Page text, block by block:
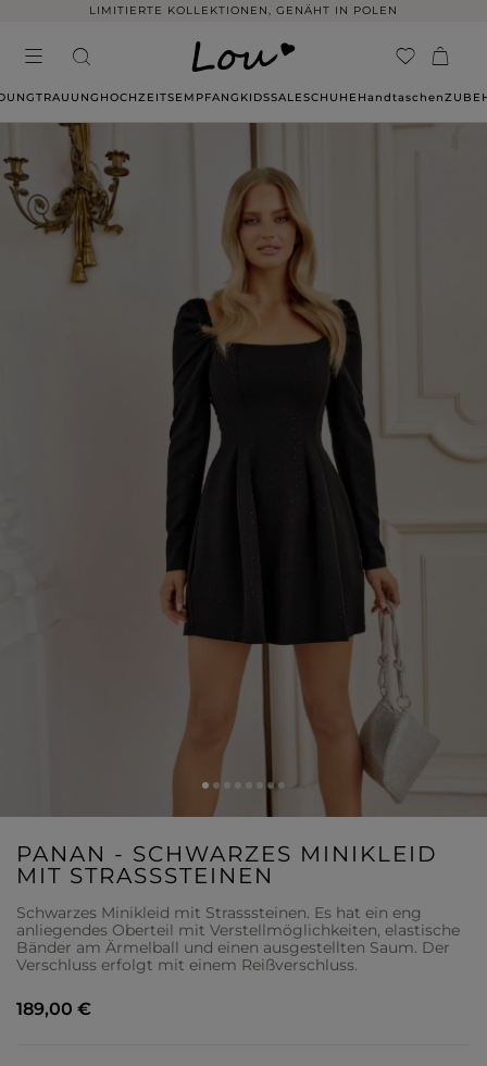
LIMITIERTE KOLLEKTIONEN, GENÄHT IN POLEN
TRAUUNG HOCHZEITSEMPFANG KIDSSALESCHUHE Handtaschen
PANAN - SCHWARZES MINIKLEID
MIT STRASSSTEINEN
Schwarzes Minikleid mit Strasssteinen. Es hat ein eng
anliegendes Oberteil mit Verstellmöglichkeiten, elastische
Bänder am Ärmelball und einen ausgestellten Saum. Der
Verschluss erfolgt mit einem Reißverschluss.
189,00 €